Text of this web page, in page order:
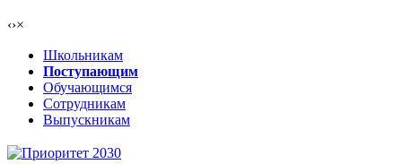
‹›×
Школьникам
Поступающим
Обучающимся
Сотрудникам
Выпускникам